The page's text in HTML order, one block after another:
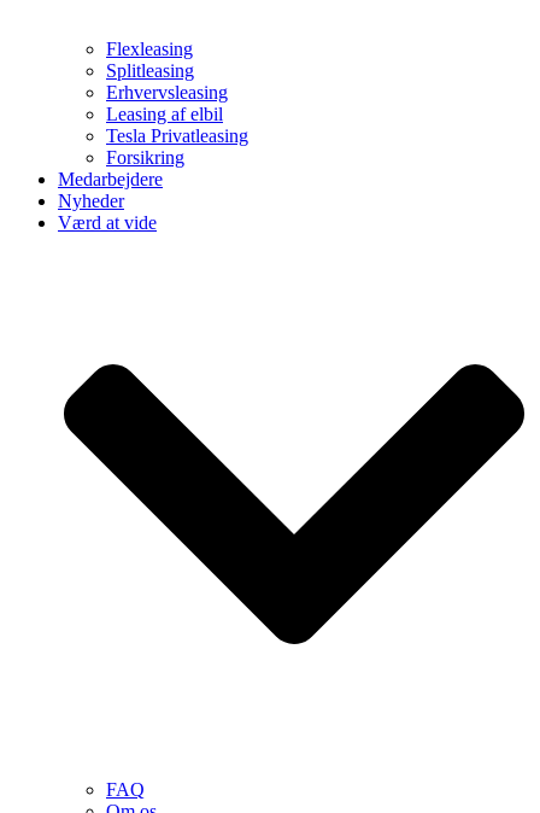
Flexleasing
Splitleasing
Erhvervsleasing
Leasing af elbil
Tesla Privatleasing
Forsikring
Medarbejdere
Nyheder
Værd at vide
FAQ